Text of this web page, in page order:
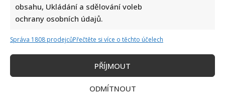
obsahu, Ukládání a sdělování voleb
ochrany osobních údajů.
Správa 1808 prodejcůPřečtěte si více o těchto účelech
PŘÍJMOUT
ODMÍTNOUT
Marek Ztracený zrušil velkolepé finále svého koncertu na